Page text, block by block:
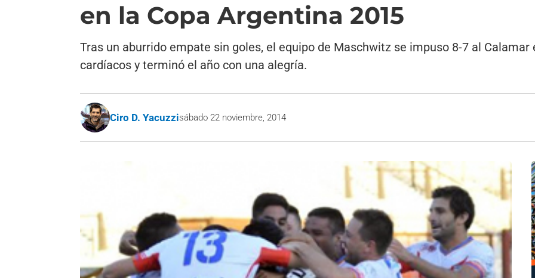
en la Copa Argentina 2015
Tras un aburrido empate sin goles, el equipo de Maschwitz se impuso 8-7 al
cardíacos y terminó el año con una alegría.
Ciro D. Yacuzzisábado 22 noviembre, 2014